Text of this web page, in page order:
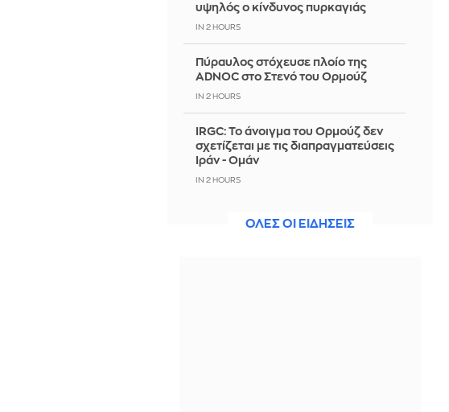
υψηλός ο κίνδυνος πυρκαγιάς
IN 2 HOURS
Πύραυλος στόχευσε πλοίο της
ADNOC στο Στενό του Ορμούζ
IN 2 HOURS
IRGC: Το άνοιγμα του Ορμούζ δεν
σχετίζεται με τις διαπραγματεύσεις
Ιράν - Ομάν
IN 2 HOURS
δέχτηκε για τον σκύλο της, εφερε
ΟΛΕΣ ΟΙ ΕΙΔΗΣΕΙΣ